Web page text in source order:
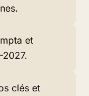
et
clés et